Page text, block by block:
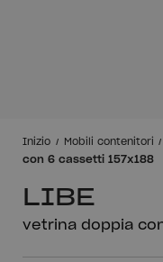
Inizio Mobili contenitori
con 6 cassetti 157x188
LIBE
vetrina doppia